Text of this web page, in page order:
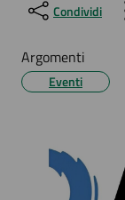
Condividi
Argomenti
Eventi